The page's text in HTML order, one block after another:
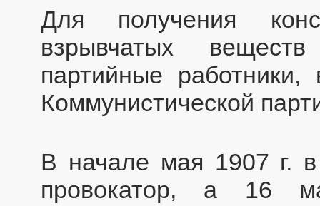
Для получения
взрывчатых
партийные
Коммунистической
В начале мая 1907 г.
провокатор, а 16